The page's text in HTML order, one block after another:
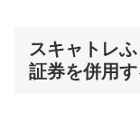
スキャトレ
証券を併用